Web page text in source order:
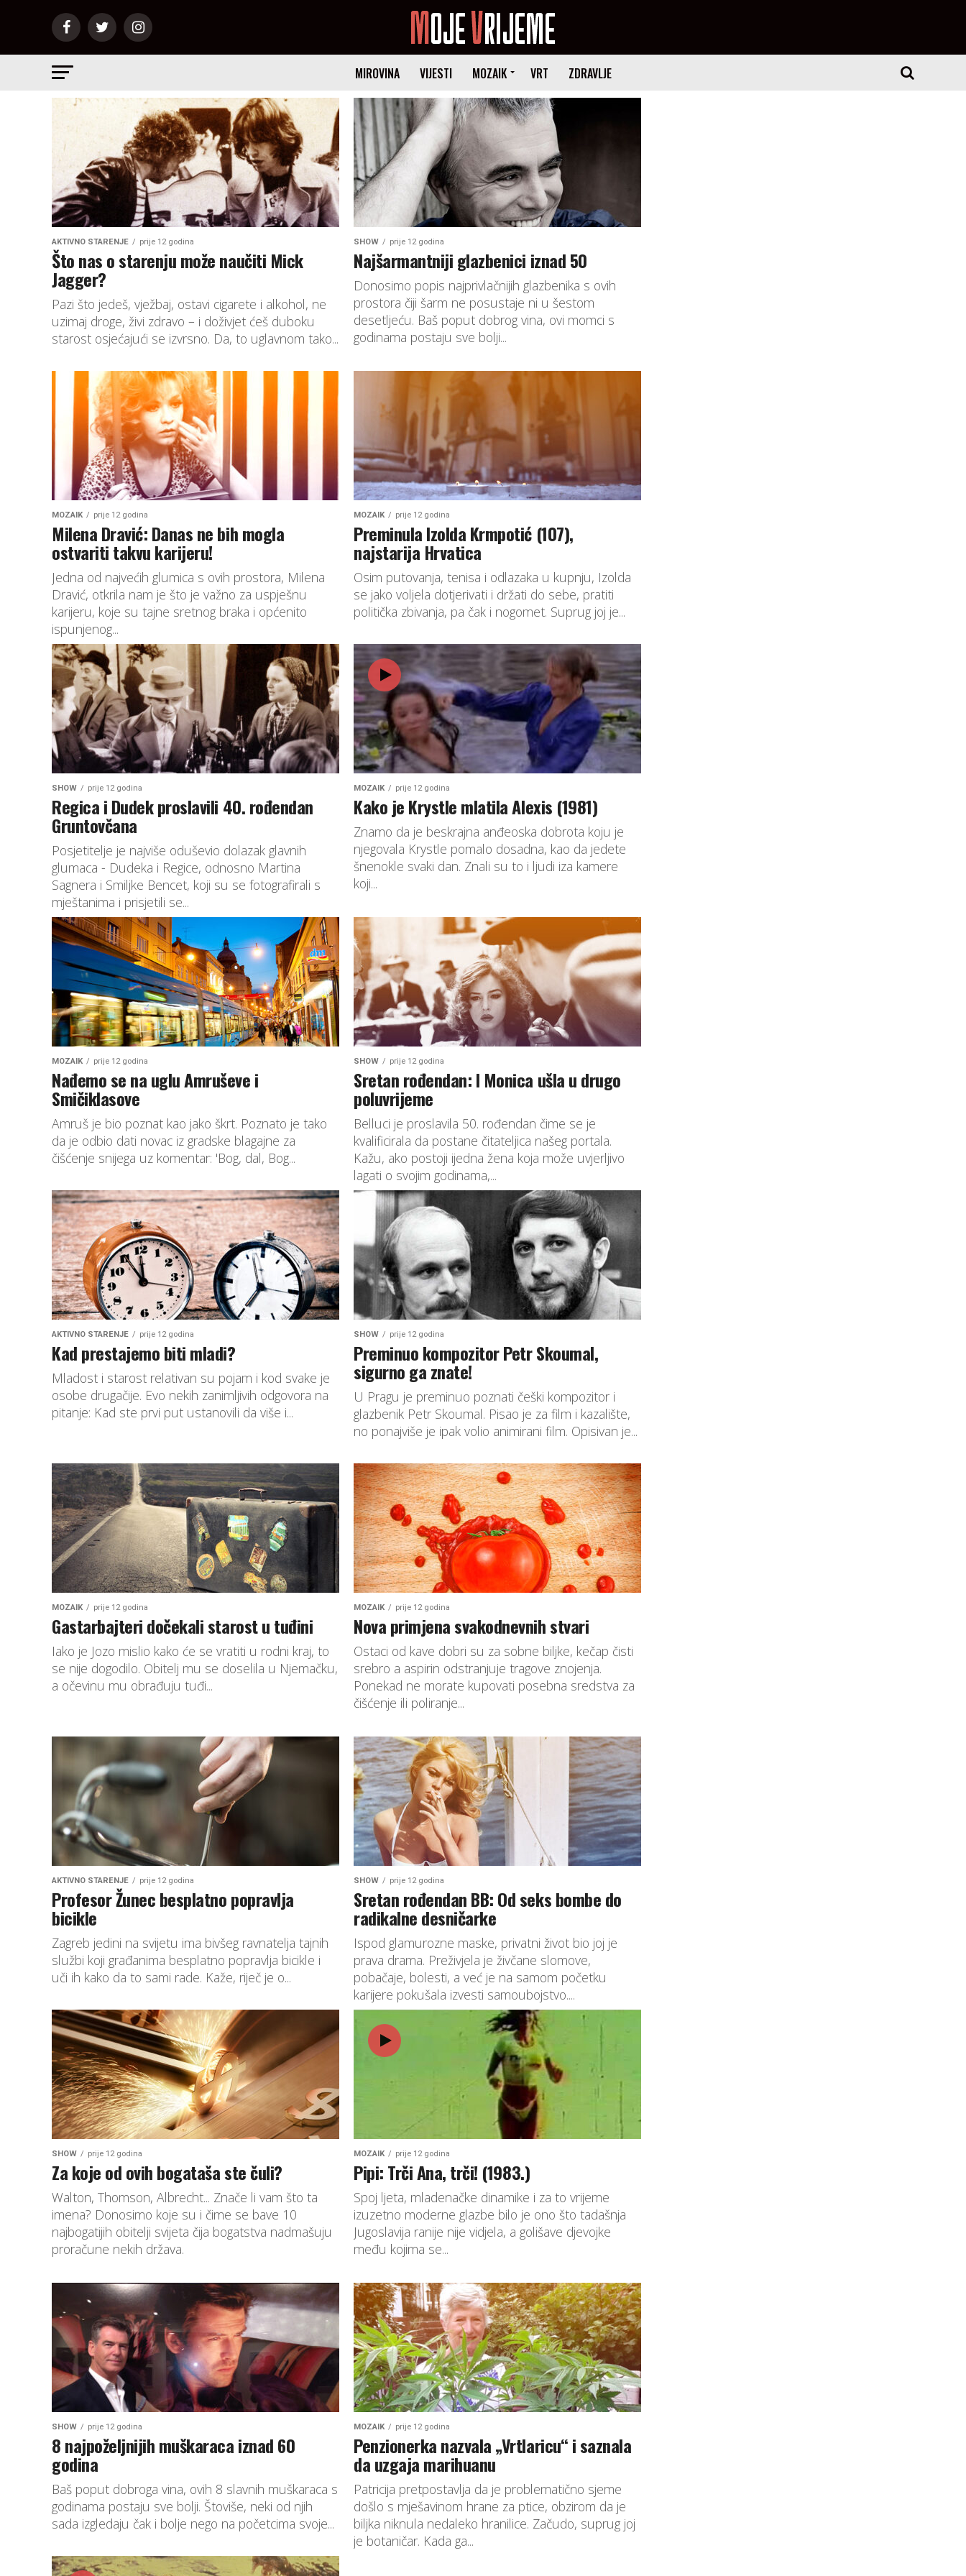
MIROVINA VIJESTI MOZAIK VRT ZDRAVLJE
AKTIVNO STARENJE prije 12 godina
Što nas o starenju može naučiti Mick
Jagger?
Pazi što jedeš, vježbaj, ostavi cigarete i alkohol, ne
uzimaj droge, živi zdravo – i doživjet ćeš duboku
starost osjećajući se izvrsno. Da, to uglavnom tako...
SHOW prije 12 godina
Najšarmantniji glazbenici iznad 50
Donosimo popis najprivlačnijih glazbenika s ovih
prostora čiji šarm ne posustaje ni u šestom
desetljeću. Baš poput dobrog vina, ovi momci s
godinama postaju sve bolji...
MOZAIK prije 12 godina
Milena Dravić: Danas ne bih mogla
ostvariti takvu karijeru!
Jedna od najvećih glumica s ovih prostora, Milena
Dravić, otkrila nam je što je važno za uspješnu
karijeru, koje su tajne sretnog braka i općenito
ispunjenog...
MOZAIK prije 12 godina
Preminula Izolda Krmpotić (107),
najstarija Hrvatica
Osim putovanja, tenisa i odlazaka u kupnju, Izolda
se jako voljela dotjerivati i držati do sebe, pratiti
politička zbivanja, pa čak i nogomet. Suprug joj je...
SHOW prije 12 godina
Regica i Dudek proslavili 40. rođendan
Gruntovčana
Posjetitelje je najviše oduševio dolazak glavnih
glumaca - Dudeka i Regice, odnosno Martina
Sagnera i Smiljke Bencet, koji su se fotografirali s
mještanima i prisjetili se...
MOZAIK prije 12 godina
Kako je Krystle mlatila Alexis (1981)
Znamo da je beskrajna anđeoska dobrota koju je
njegovala Krystle pomalo dosadna, kao da jedete
šnenokle svaki dan. Znali su to i ljudi iza kamere
koji...
MOZAIK prije 12 godina
Nađemo se na uglu Amruševe i
Smičiklasove
Amruš je bio poznat kao jako škrt. Poznato je tako
da je odbio dati novac iz gradske blagajne za
čišćenje snijega uz komentar: 'Bog, dal, Bog...
SHOW prije 12 godina
Sretan rođendan: I Monica ušla u drugo
poluvrijeme
Belluci je proslavila 50. rođendan čime se je
kvalificirala da postane čitateljica našeg portala.
Kažu, ako postoji ijedna žena koja može uvjerljivo
lagati o svojim godinama,...
AKTIVNO STARENJE prije 12 godina
Kad prestajemo biti mladi?
Mladost i starost relativan su pojam i kod svake je
osobe drugačije. Evo nekih zanimljivih odgovora na
pitanje: Kad ste prvi put ustanovili da više i...
SHOW prije 12 godina
Preminuo kompozitor Petr Skoumal,
sigurno ga znate!
U Pragu je preminuo poznati češki kompozitor i
glazbenik Petr Skoumal. Pisao je za film i kazalište,
no ponajviše je ipak volio animirani film. Opisivan je...
MOZAIK prije 12 godina
Gastarbajteri dočekali starost u tuđini
Iako je Jozo mislio kako će se vratiti u rodni kraj, to
se nije dogodilo. Obitelj mu se doselila u Njemačku,
a očevinu mu obrađuju tuđi...
MOZAIK prije 12 godina
Nova primjena svakodnevnih stvari
Ostaci od kave dobri su za sobne biljke, kečap čisti
srebro a aspirin odstranjuje tragove znojenja.
Ponekad ne morate kupovati posebna sredstva za
čišćenje ili poliranje...
AKTIVNO STARENJE prije 12 godina
Profesor Žunec besplatno popravlja
bicikle
Zagreb jedini na svijetu ima bivšeg ravnatelja tajnih
službi koji građanima besplatno popravlja bicikle i
uči ih kako da to sami rade. Kaže, riječ je o...
SHOW prije 12 godina
Sretan rođendan BB: Od seks bombe do
radikalne desničarke
Ispod glamurozne maske, privatni život bio joj je
prava drama. Preživjela je živčane slomove,
pobačaje, bolesti, a već je na samom početku
karijere pokušala izvesti samoubojstvo....
SHOW prije 12 godina
Za koje od ovih bogataša ste čuli?
Walton, Thomson, Albrecht... Znače li vam što ta
imena? Donosimo koje su i čime se bave 10
najbogatijih obitelji svijeta čija bogatstva nadmašuju
proračune nekih država.
MOZAIK prije 12 godina
Pipi: Trči Ana, trči! (1983.)
Spoj ljeta, mladenačke dinamike i za to vrijeme
izuzetno moderne glazbe bilo je ono što tadašnja
Jugoslavija ranije nije vidjela, a golišave djevojke
među kojima se...
SHOW prije 12 godina
8 najpoželjnijih muškaraca iznad 60
godina
Baš poput dobroga vina, ovih 8 slavnih muškaraca s
godinama postaju sve bolji. Štoviše, neki od njih
sada izgledaju čak i bolje nego na početcima svoje...
MOZAIK prije 12 godina
Penzionerka nazvala „Vrtlaricu“ i saznala
da uzgaja marihuanu
Patricija pretpostavlja da je problematično sjeme
došlo s mješavinom hrane za ptice, obzirom da je
biljka niknula nedaleko hranilice. Začudo, suprug joj
je botaničar. Kada ga...